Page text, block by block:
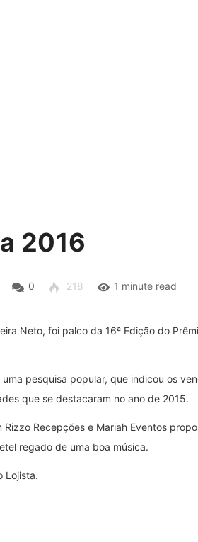
2016
0 218 1 minute read
Neto, foi palco da 16ª Edição do
pesquisa popular, que indicou os
que se destacaram no ano de 2015.
Recepções e Mariah Eventos
regado de uma boa música.
Lojista.